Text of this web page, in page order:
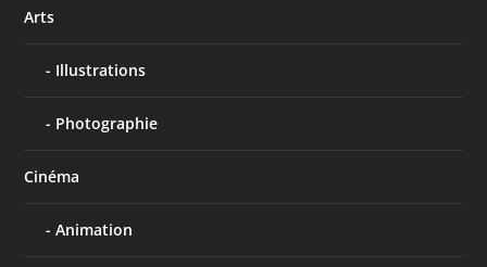
Arts
Illustrations
Photographie
Cinéma
Animation